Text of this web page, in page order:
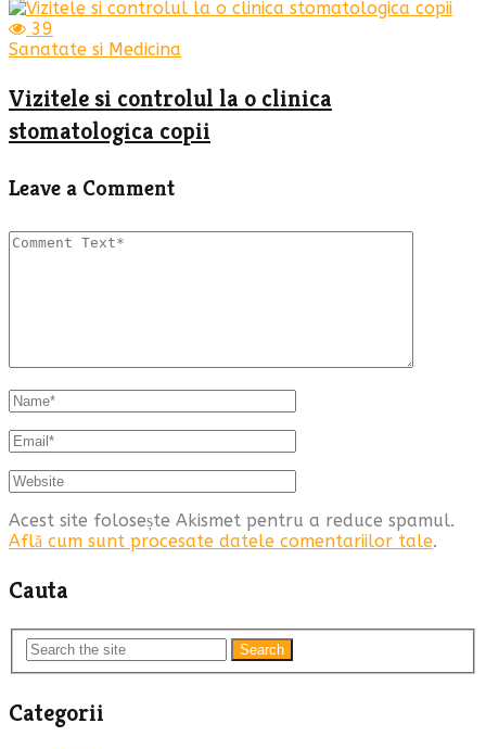
39
Sanatate si Medicina
Vizitele si controlul la o clinica
stomatologica copii
Leave a Comment
Acest site folosește Akismet pentru a reduce spamul.
Află cum sunt procesate datele comentariilor tale.
Cauta
Search
Categorii